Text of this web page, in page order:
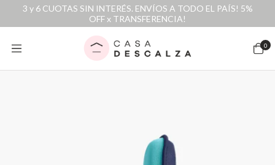
3 y 6 CUOTAS SIN INTERÉS. ENVÍOS A TODO EL PAÍS! 5%
OFF x TRANSFERENCIA!
0